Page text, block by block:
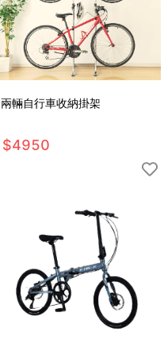
兩輛自行車收納掛架
$4950